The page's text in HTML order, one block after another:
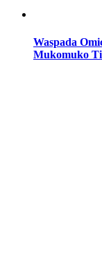
Waspada
Mukomuko